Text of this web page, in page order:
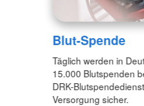
Blut-Spende
Täglich werden in
15.000 Blutspenden
DRK-
Versorgung sicher.